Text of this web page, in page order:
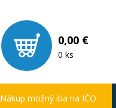
0,00 €
0 ks
Nákup možný iba na IČO